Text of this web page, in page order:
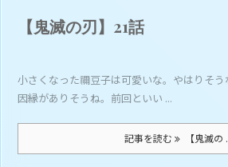
【鬼滅の刃】21話
小さくなった禰豆子は可愛いな。やはりそ
因縁がありそうね。前回といい ...
記事を読む 【鬼滅の